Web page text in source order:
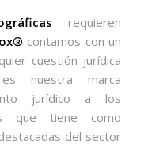
requieren
contamos con un
cuestión jurídica
nuestra marca
jurídico a los
que tiene como
del sector